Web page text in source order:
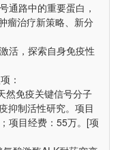
通路中的重要蛋白，
瘤治疗新策略、新分
活，探索自身免疫性
：
然免疫关键信号分子
抑制活性研究。项目
项目经费：55万。[项